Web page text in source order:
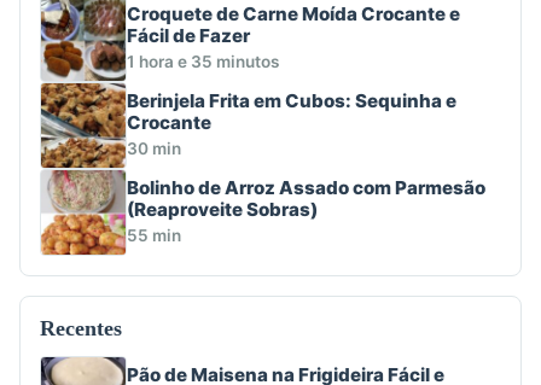
Croquete de Carne Moída Crocante e
Fácil de Fazer
1 hora e 35 minutos
Berinjela Frita em Cubos: Sequinha e
Crocante
30 min
Bolinho de Arroz Assado com Parmesão
(Reaproveite Sobras)
55 min
Recentes
Pão de Maisena na Frigideira Fácil e